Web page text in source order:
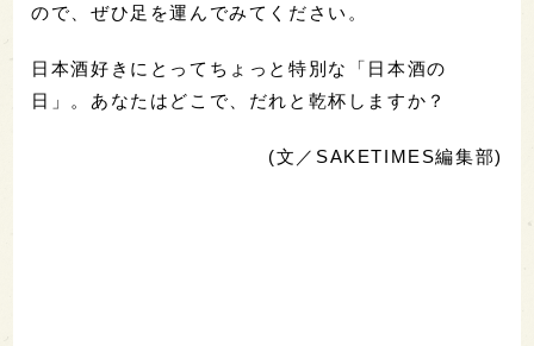
ので、ぜひ足を運んでみてください。
日本酒好きにとってちょっと特別な「日本酒の
日」。あなたはどこで、だれと乾杯しますか？
(文／SAKETIMES編集部)